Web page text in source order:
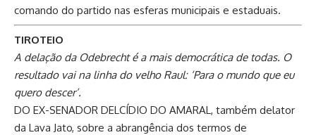
comando do partido nas esferas municipais e estaduais.
TIROTEIO
A delação da Odebrecht é a mais democrática de todas. O
resultado vai na linha do velho Raul: ‘Para o mundo que eu
quero descer’.
DO EX-SENADOR DELCÍDIO DO AMARAL, também delator
da Lava Jato, sobre a abrangência dos termos de